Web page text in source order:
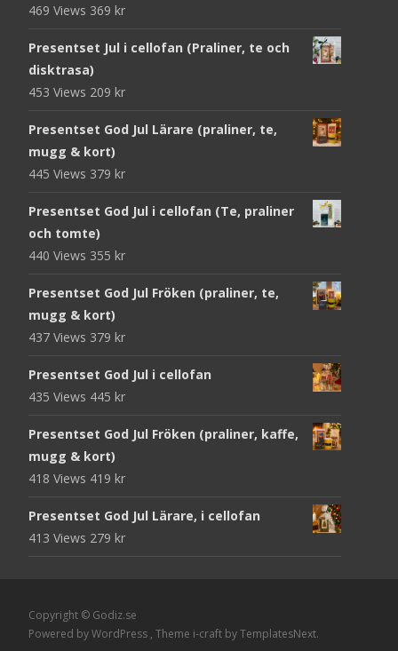
469 Views 369 kr
Presentset Jul i cellofan (Praliner, te och
disktrasa)
453 Views 209 kr
Presentset God Jul Lärare (praliner, te,
mugg & kort)
445 Views 379 kr
Presentset God Jul i cellofan (Te, praliner
och tomte)
440 Views 355 kr
Presentset God Jul Fröken (praliner, te,
mugg & kort)
437 Views 379 kr
Presentset God Jul i cellofan
435 Views 445 kr
Presentset God Jul Fröken (praliner, kaffe,
mugg & kort)
418 Views 419 kr
Presentset God Jul Lärare, i cellofan
413 Views 279 kr
Copyright © Godiz.se
Powered by WordPress , Theme i-craft by TemplatesNext.